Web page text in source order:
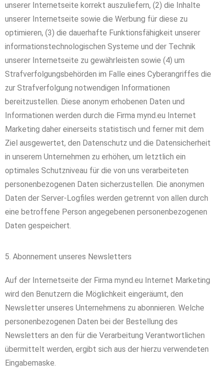
unserer Internetseite korrekt auszuliefern, (2) die Inhalte
unserer Internetseite sowie die Werbung für diese zu
optimieren, (3) die dauerhafte Funktionsfähigkeit unserer
informationstechnologischen Systeme und der Technik
unserer Internetseite zu gewährleisten sowie (4) um
Strafverfolgungsbehörden im Falle eines Cyberangriffes die
zur Strafverfolgung notwendigen Informationen
bereitzustellen. Diese anonym erhobenen Daten und
Informationen werden durch die Firma mynd.eu Internet
Marketing daher einerseits statistisch und ferner mit dem
Ziel ausgewertet, den Datenschutz und die Datensicherheit
in unserem Unternehmen zu erhöhen, um letztlich ein
optimales Schutzniveau für die von uns verarbeiteten
personenbezogenen Daten sicherzustellen. Die anonymen
Daten der Server-Logfiles werden getrennt von allen durch
eine betroffene Person angegebenen personenbezogenen
Daten gespeichert.
5. Abonnement unseres Newsletters
Auf der Internetseite der Firma mynd.eu Internet Marketing
wird den Benutzern die Möglichkeit eingeräumt, den
Newsletter unseres Unternehmens zu abonnieren. Welche
personenbezogenen Daten bei der Bestellung des
Newsletters an den für die Verarbeitung Verantwortlichen
übermittelt werden, ergibt sich aus der hierzu verwendeten
Eingabemaske.